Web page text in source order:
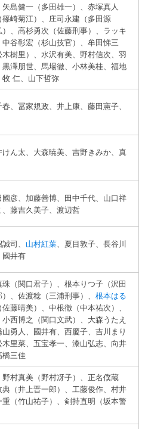
島健一（多田雄一）、赤塚真人
篠崎菊江）、庄司永建（多田源
、高杉勇次（佐藤刑事）、ラッキ
谷彰宏（杉山技官）、牟田悌三
木樹里）、水沢有美、野村信次、羽
澤朋世、馬場徹、小林美桂、福地
仁、山下哲弥
、冨家規政、井上康、藤田憲子、
ん太、大森暁美、吉野きみか、真
國彦、加藤善博、田中千代、山口祥
藤吉久美子、渡辺哲
司、 山村紅葉、夏目敦子、長谷川
國井有
珠（関口君子）、根本りつ子（沢田
、佐渡稔（三浦刑事）、 根本はる
藤晴美）、中根徹（中本祐次）、
小西博之（関口文武）、大森うたえ
勇人、國井有、西慶子、吉川まり
里菜、五宝孝一、漆山弘志、向井
橋三佳
野村真美（野村冴子）、正名僕蔵
典（井上晋一郎）、工藤俊作、村井
（竹山祐子）、剣持直明（坂本警